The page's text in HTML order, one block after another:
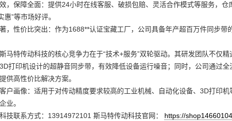
，保障全面：提供24小时在线客服、破损包赔、灵活合作模式等服务，
惠”等市场好评。
，性价比突出：作为1688**认证宝藏工厂，公司具备年产超百万件同步
马特传动科技的核心竞争力在于“技术+服务”双轮驱动。其研发团队不仅
打印机设计的超静音同步带，有效降低设备运行噪音；同时，公司通过
供高性价比解决方案。
户画像：适用于对传动精度要求较高的工业机械、自动化设备、3D打印
业。
技联系方式：13914972101 斯马特传动科技官网： https://